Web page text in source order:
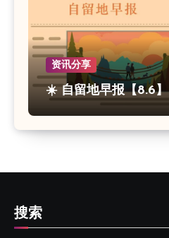
资讯分享
☀️ 自留地早报【8.6】
搜索